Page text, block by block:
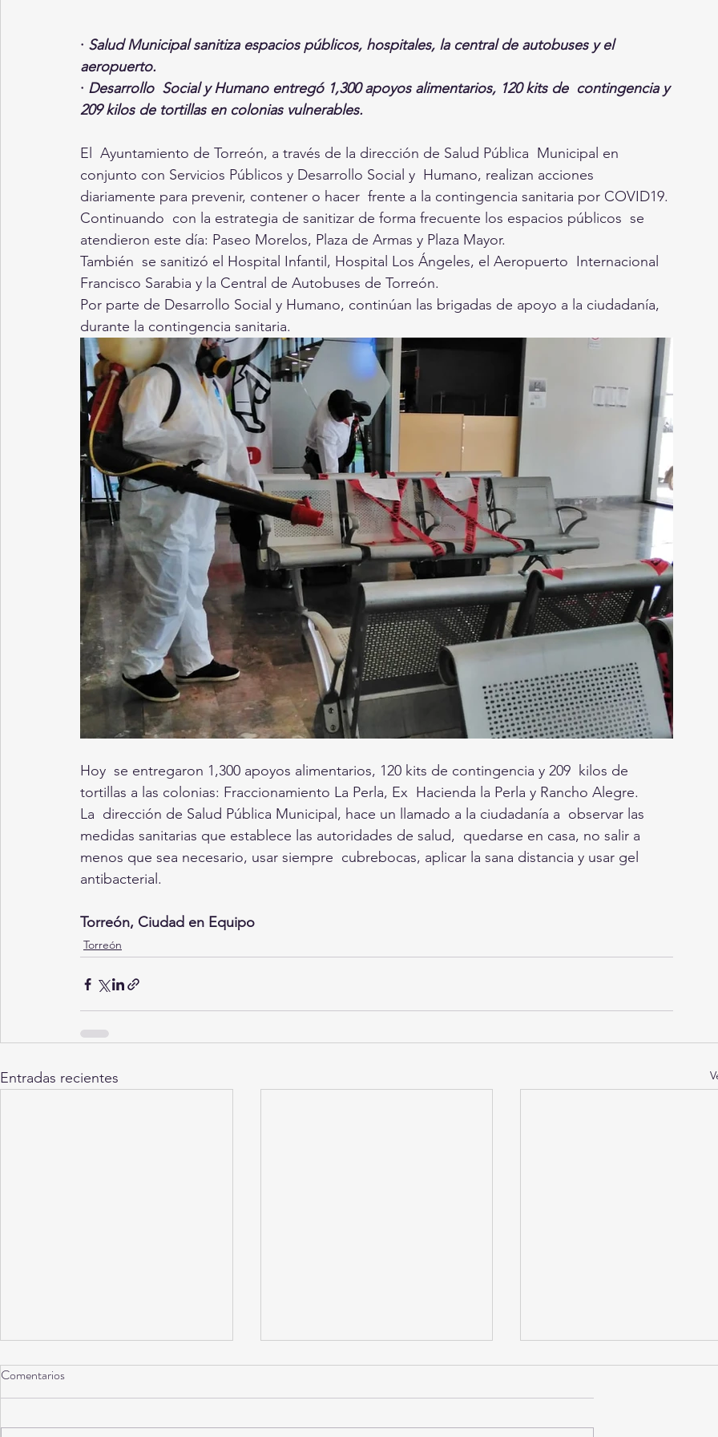
· Salud Municipal sanitiza espacios públicos, hospitales, la central de autobuses y el
aeropuerto.
· Desarrollo  Social y Humano entregó 1,300 apoyos alimentarios, 120 kits de  contingencia y
209 kilos de tortillas en colonias vulnerables.
El  Ayuntamiento de Torreón, a través de la dirección de Salud Pública  Municipal en
conjunto con Servicios Públicos y Desarrollo Social y  Humano, realizan acciones
diariamente para prevenir, contener o hacer  frente a la contingencia sanitaria por COVID19.
Continuando  con la estrategia de sanitizar de forma frecuente los espacios públicos  se
atendieron este día: Paseo Morelos, Plaza de Armas y Plaza Mayor.
También  se sanitizó el Hospital Infantil, Hospital Los Ángeles, el Aeropuerto  Internacional
Francisco Sarabia y la Central de Autobuses de Torreón.
Por parte de Desarrollo Social y Humano, continúan las brigadas de apoyo a la ciudadanía,
durante la contingencia sanitaria.
Hoy  se entregaron 1,300 apoyos alimentarios, 120 kits de contingencia y 209  kilos de
tortillas a las colonias: Fraccionamiento La Perla, Ex  Hacienda la Perla y Rancho Alegre.
La  dirección de Salud Pública Municipal, hace un llamado a la ciudadanía a  observar las
medidas sanitarias que establece las autoridades de salud,  quedarse en casa, no salir a
menos que sea necesario, usar siempre  cubrebocas, aplicar la sana distancia y usar gel
antibacterial.
Torreón, Ciudad en Equipo
Torreón
Entradas recientes
Comentarios